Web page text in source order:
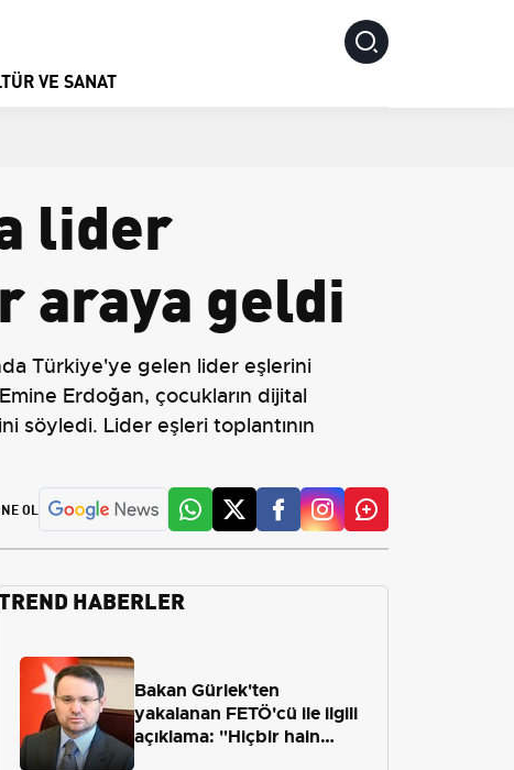
VE SANAT
lider
araya geldi
Türkiye'ye gelen lider eşlerini
Erdoğan, çocukların dijital
söyledi. Lider eşleri toplantının
OL
HABERLER
Bakan Gürlek'ten
yakalanan FETÖ'cü ile ilgili
açıklama: "Hiçbir hain